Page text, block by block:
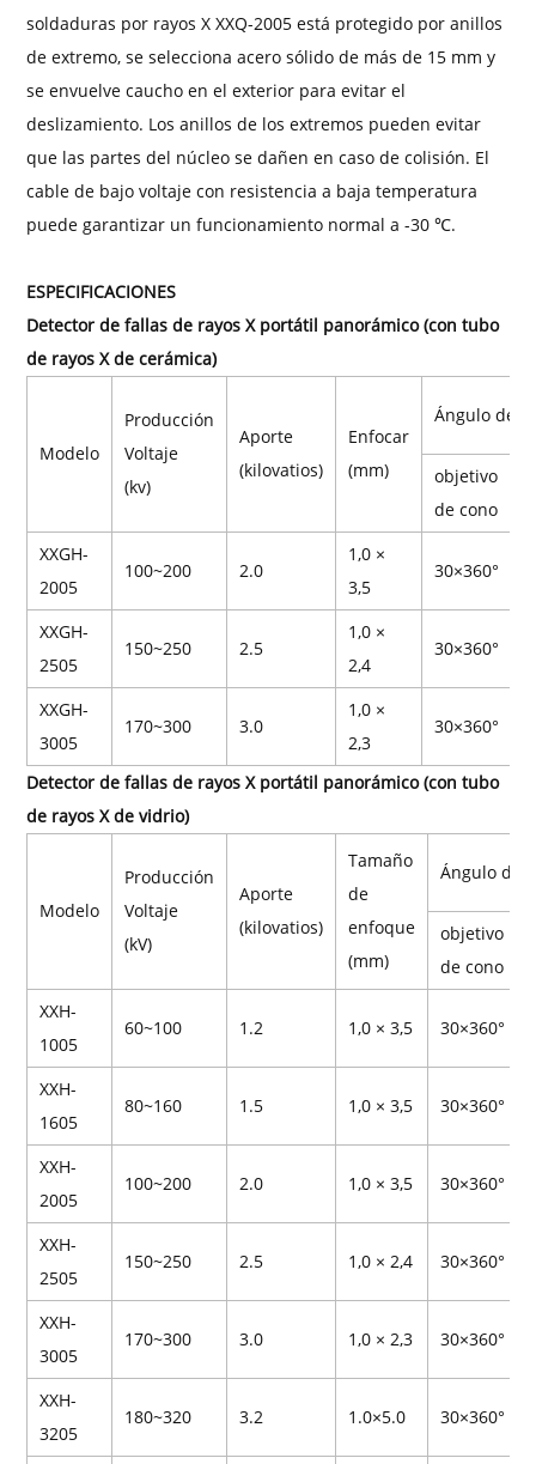
soldaduras por rayos X XXQ-2005 está protegido por anillos
de extremo, se selecciona acero sólido de más de 15 mm y
se envuelve caucho en el exterior para evitar el
deslizamiento. Los anillos de los extremos pueden evitar
que las partes del núcleo se dañen en caso de colisión. El
cable de bajo voltaje con resistencia a baja temperatura
puede garantizar un funcionamiento normal a -30 ℃.
ESPECIFICACIONES
Detector de fallas de rayos X portátil panorámico (con tubo
de rayos X de cerámica)
Modelo
Producción
Voltaje
(kv)
Aporte
(kilovatios)
Enfocar
(mm)
Ángulo de
objetivo
de cono
XXGH-
2005
100~200 2.0
1,0 ×
3,5
30×360°
XXGH-
2505
150~250 2.5
1,0 ×
2,4
30×360°
XXGH-
3005
170~300 3.0
1,0 ×
2,3
30×360°
Detector de fallas de rayos X portátil panorámico (con tubo
de rayos X de vidrio)
Modelo
Producción
Voltaje
(kV)
Aporte
(kilovatios)
Tamaño
de
enfoque
(mm)
Ángulo
objetivo
de cono
XXH-
1005
60~100 1.2 1,0 × 3,5 30×360°
XXH-
1605
80~160 1.5 1,0 × 3,5 30×360°
XXH-
2005
100~200 2.0 1,0 × 3,5 30×360°
XXH-
2505
150~250 2.5 1,0 × 2,4 30×360°
XXH-
3005
170~300 3.0 1,0 × 2,3 30×360°
XXH-
3205
180~320 3.2 1.0×5.0 30×360°